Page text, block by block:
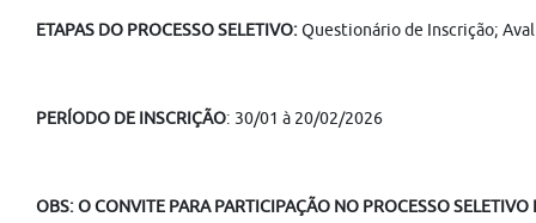
ETAPAS DO PROCESSO SELETIVO:Questionário de Inscrição;
PERÍODO DE INSCRIÇÃO: 30/01 à 20/02/2026
OBS: O CONVITE PARA PARTICIPAÇÃO NO PROCESSO SELETIVO